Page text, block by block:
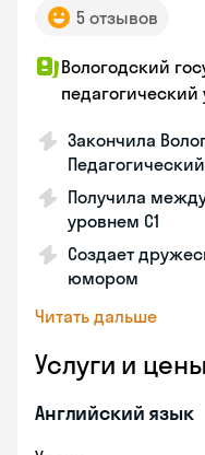
5 отзывов
Вологодский
педагогический
Закончила
Получила
уровнем C1
Создает
юмором
Читать дальше
Услуги и цены
Английский язык